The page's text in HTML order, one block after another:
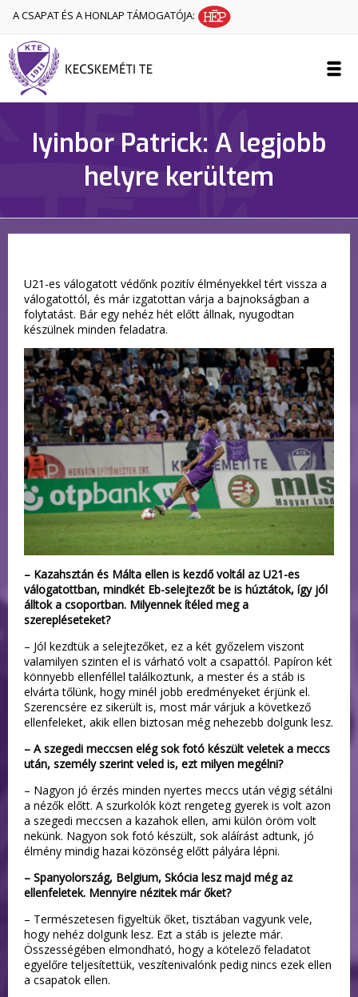
A CSAPAT ÉS A HONLAP TÁMOGATÓJA:
Iyinbor Patrick: A legjobb
helyre kerültem
U21-es válogatott védőnk pozitív élményekkel tért vissza a
válogatottól, és már izgatottan várja a bajnokságban a
folytatást. Bár egy nehéz hét előtt állnak, nyugodtan
készülnek minden feladatra.
– Kazahsztán és Málta ellen is kezdő voltál az U21-es
válogatottban, mindkét Eb-selejtezőt be is húztátok, így jól
álltok a csoportban. Milyennek ítéled meg a
szerepléseteket?
– Jól kezdtük a selejtezőket, ez a két győzelem viszont
valamilyen szinten el is várható volt a csapattól. Papíron két
könnyebb ellenféllel találkoztunk, a mester és a stáb is
elvárta tőlünk, hogy minél jobb eredményeket érjünk el.
Szerencsére ez sikerült is, most már várjuk a következő
ellenfeleket, akik ellen biztosan még nehezebb dolgunk lesz.
– A szegedi meccsen elég sok fotó készült veletek a meccs
után, személy szerint veled is, ezt milyen megélni?
– Nagyon jó érzés minden nyertes meccs után végig sétálni
a nézők előtt. A szurkolók közt rengeteg gyerek is volt azon
a szegedi meccsen a kazahok ellen, ami külön öröm volt
nekünk. Nagyon sok fotó készült, sok aláírást adtunk, jó
élmény mindig hazai közönség előtt pályára lépni.
– Spanyolország, Belgium, Skócia lesz majd még az
ellenfeletek. Mennyire nézitek már őket?
– Természetesen figyeltük őket, tisztában vagyunk vele,
hogy nehéz dolgunk lesz. Ezt a stáb is jelezte már.
Összességében elmondható, hogy a kötelező feladatot
egyelőre teljesítettük, veszítenivalónk pedig nincs ezek ellen
a csapatok ellen.